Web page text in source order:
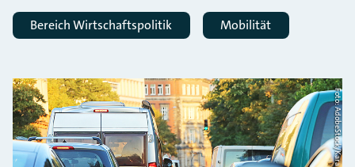
Bereich Wirtschaftspolitik Mobilität
Foto: AdobeStock/Kara